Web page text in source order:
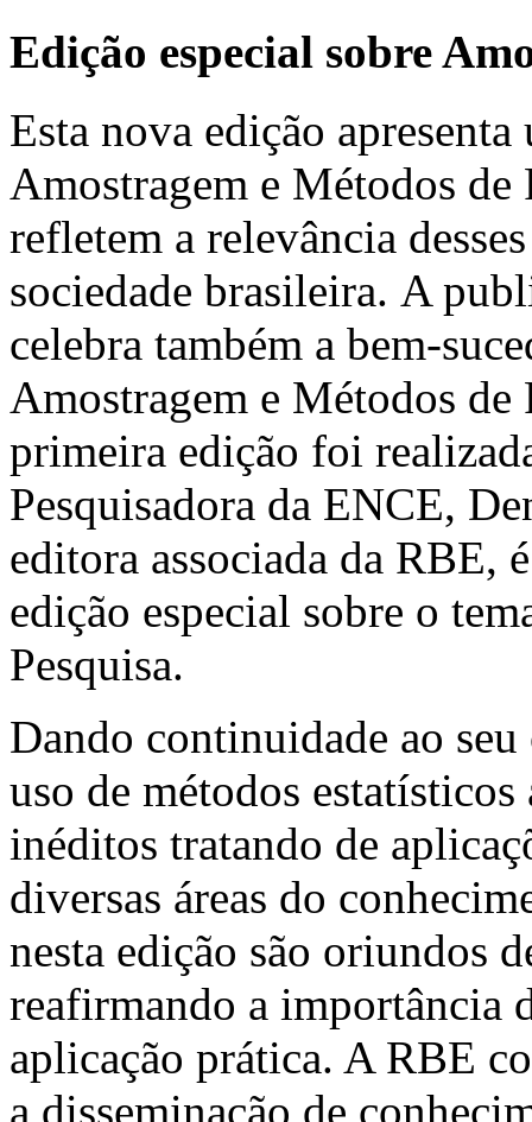
Edição especial sobre
Esta nova edição
Amostragem e Métodos de
refletem a relevância
sociedade brasileira. A
celebra também a bem-
Amostragem e Métodos
primeira edição foi
Pesquisadora da ENCE,
editora associada da RBE,
edição especial sobre o
Pesquisa.
Dando continuidade ao
uso de métodos
inéditos tratando de
diversas áreas do
nesta edição são oriundos
reafirmando a importância
aplicação prática. A RBE
a disseminação de